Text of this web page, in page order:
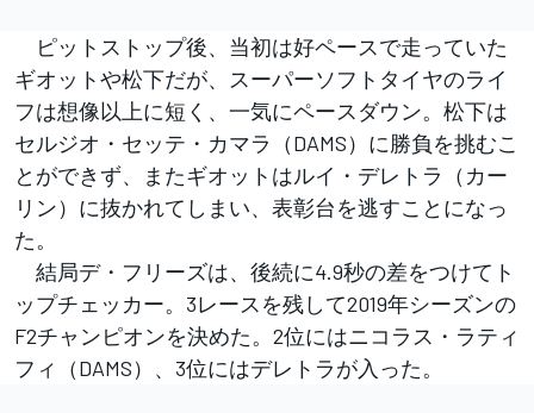
ピットストップ後、当初は好ペースで走っていた
ギオットや松下だが、スーパーソフトタイヤのライ
フは想像以上に短く、一気にペースダウン。松下は
セルジオ・セッテ・カマラ（DAMS）に勝負を挑むこ
とができず、またギオットはルイ・デレトラ（カー
リン）に抜かれてしまい、表彰台を逃すことになっ
た。
結局デ・フリーズは、後続に4.9秒の差をつけてト
ップチェッカー。3レースを残して2019年シーズンの
F2チャンピオンを決めた。2位にはニコラス・ラティ
フィ（DAMS）、3位にはデレトラが入った。